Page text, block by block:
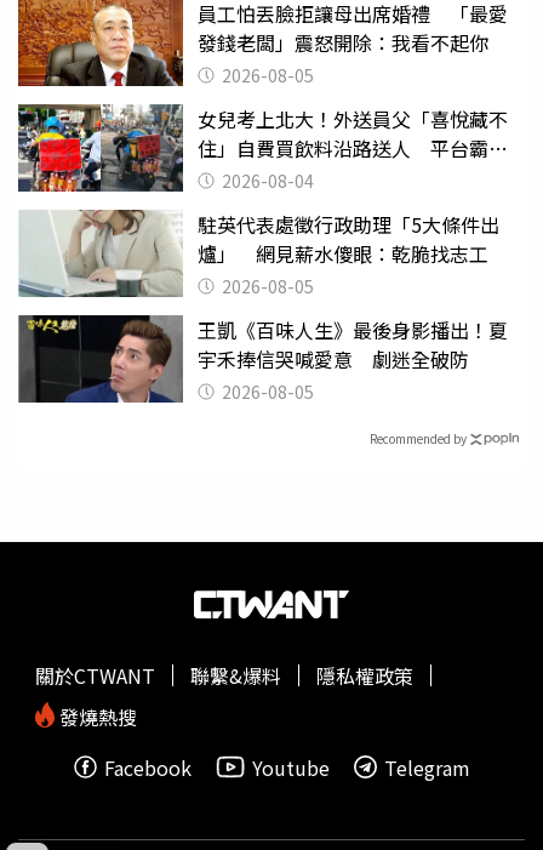
員工怕丟臉拒讓母出席婚禮 「最愛
發錢老闆」震怒開除：我看不起你
2026-08-05
女兒考上北大！外送員父「喜悅藏不
住」自費買飲料沿路送人 平台霸氣
幫付學費
2026-08-04
駐英代表處徵行政助理「5大條件出
爐」 網見薪水傻眼：乾脆找志工
2026-08-05
王凱《百味人生》最後身影播出！夏
宇禾捧信哭喊愛意 劇迷全破防
2026-08-05
Recommended by
關於CTWANT 聯繫&爆料
隱私權政策
發燒熱搜
Facebook
Youtube Telegram